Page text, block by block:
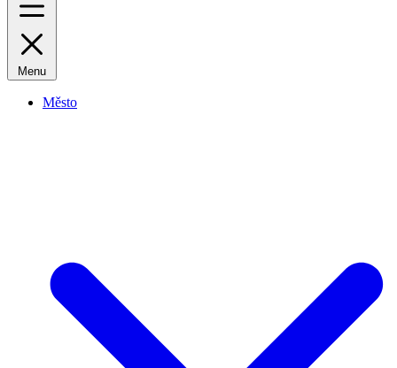
Menu
Město